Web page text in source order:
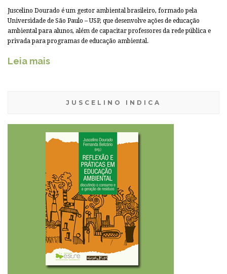
Juscelino Dourado é um gestor ambiental brasileiro, formado pela
Universidade de São Paulo – USP, que desenvolve ações de educação
ambiental para alunos, além de capacitar professores da rede pública e
privada para programas de educação ambiental.
Leia mais
JUSCELINO INDICA